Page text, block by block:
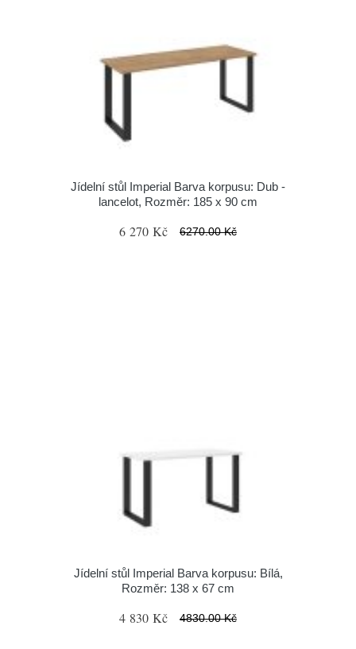
Jídelní stůl Imperial Barva korpusu: Dub -
lancelot, Rozměr: 185 x 90 cm
6 270 Kč 6270.00 Kč
Jídelní stůl Imperial Barva korpusu: Bílá,
Rozměr: 138 x 67 cm
4 830 Kč 4830.00 Kč